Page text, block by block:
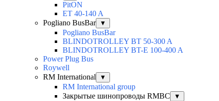
PitON
ET 40-140 A
Pogliano BusBar
▼
Pogliano BusBar
BLINDOTROLLEY BT 50-300 A
BLINDOTROLLEY BT-E 100-400 A
Power Plug Bus
Roywell
RM International
▼
RM International group
Закрытые шинопроводы RMBC
▼